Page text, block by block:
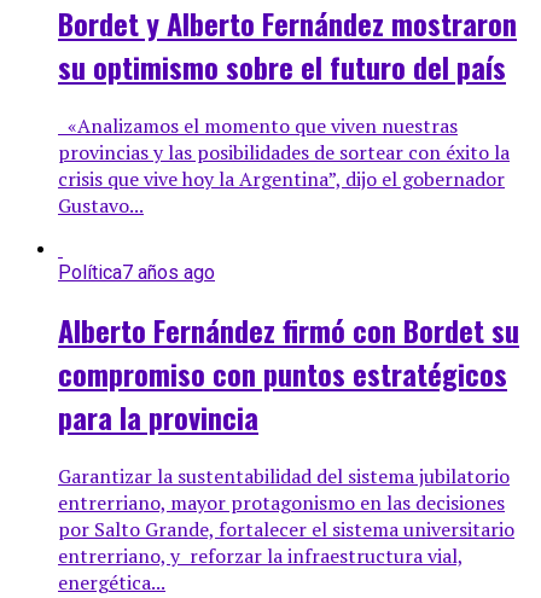
Bordet y Alberto Fernández mostraron
su optimismo sobre el futuro del país
«Analizamos el momento que viven nuestras
provincias y las posibilidades de sortear con éxito la
crisis que vive hoy la Argentina”, dijo el gobernador
Gustavo...
Política7 años ago
Alberto Fernández firmó con Bordet su
compromiso con puntos estratégicos
para la provincia
Garantizar la sustentabilidad del sistema jubilatorio
entrerriano, mayor protagonismo en las decisiones
por Salto Grande, fortalecer el sistema universitario
entrerriano, y reforzar la infraestructura vial,
energética...